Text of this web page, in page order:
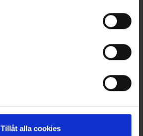
Tillåt alla cookiesMuurikka Grillzange 34 cm
Muurikka
6849